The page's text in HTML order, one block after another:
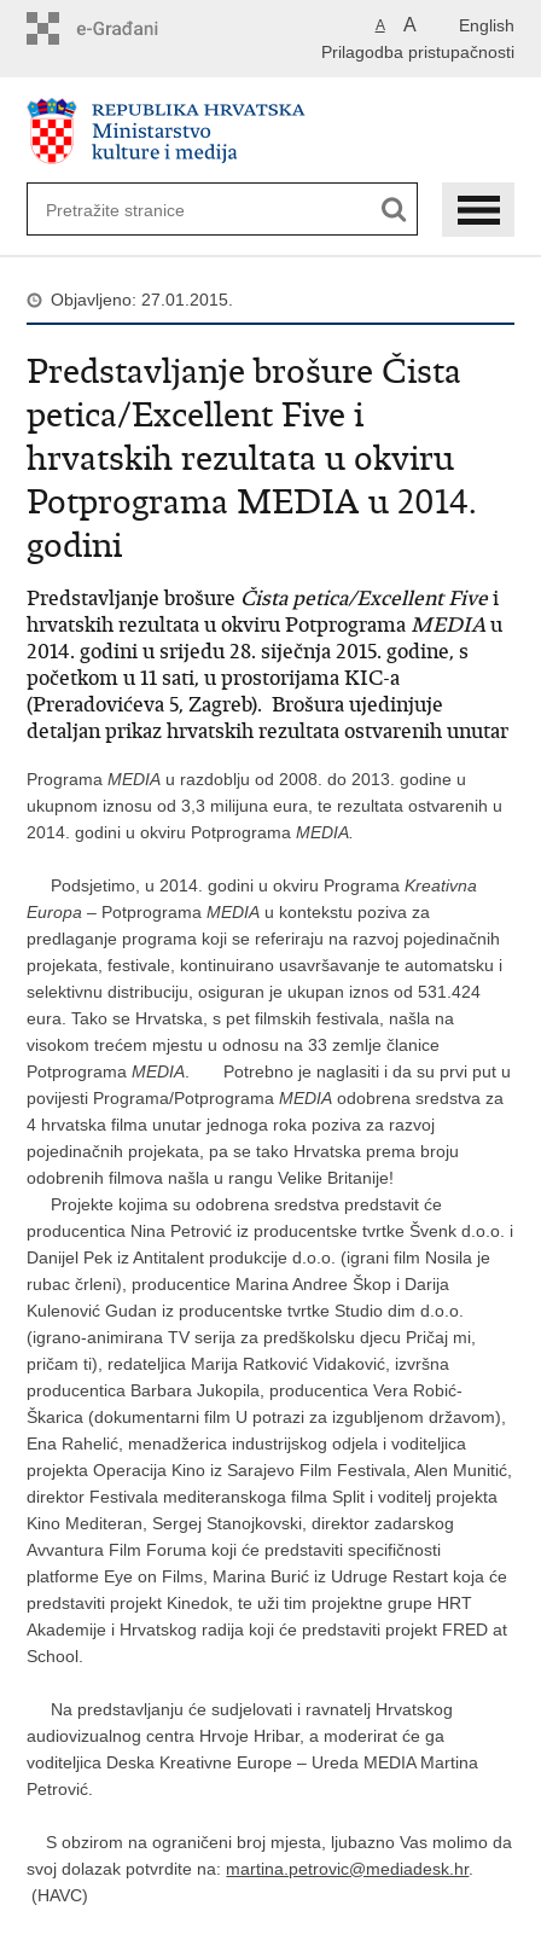
English
A A
Prilagodba pristupačnosti
Objavljeno: 27.01.2015.
Predstavljanje brošure Čista
petica/Excellent Five i
hrvatskih rezultata u okviru
Potprograma MEDIA u 2014.
godini
Predstavljanje brošure Čista petica/Excellent Fivei
hrvatskih rezultata u okviru Potprograma MEDIAu
2014. godini u srijedu 28. siječnja 2015. godine, s
početkom u 11 sati, u prostorijama KIC-a
(Preradovićeva 5, Zagreb). Brošura ujedinjuje
detaljan prikaz hrvatskih rezultata ostvarenih unutar
ProgramaMEDIA u razdoblju od 2008. do 2013. godine u
ukupnom iznosu od 3,3 milijuna eura, te rezultata ostvarenih u
2014. godini u okviru PotprogramaMEDIA.
Podsjetimo, u 2014. godini u okviru ProgramaKreativna
Europa – PotprogramaMEDIA u kontekstu poziva za
predlaganje programa koji se referiraju na razvoj pojedinačnih
projekata, festivale, kontinuirano usavršavanje te automatsku i
selektivnu distribuciju, osiguran je ukupan iznos od 531.424
eura. Tako se Hrvatska, s pet filmskih festivala, našla na
visokom trećem mjestu u odnosu na 33 zemlje članice
PotprogramaMEDIA . Potrebno je naglasiti i da su prvi put u
povijesti Programa/PotprogramaMEDIA odobrena sredstva za
4 hrvatska filma unutar jednoga roka poziva za razvoj
pojedinačnih projekata, pa se tako Hrvatska prema broju
odobrenih filmova našla u rangu Velike Britanije!
Projekte kojima su odobrena sredstva predstavit će
producentica Nina Petrović iz producentske tvrtke Švenk d.o.o. i
Danijel Pek iz Antitalent produkcije d.o.o. (igrani film Nosila je
rubac črleni), producentice Marina Andree Škop i Darija
Kulenović Gudan iz producentske tvrtke Studio dim d.o.o.
(igrano-animirana TV serija za predškolsku djecu Pričaj mi,
pričam ti), redateljica Marija Ratković Vidaković, izvršna
producentica Barbara Jukopila, producentica Vera Robić-
Škarica (dokumentarni film U potrazi za izgubljenom državom),
Ena Rahelić, menadžerica industrijskog odjela i voditeljica
projekta Operacija Kino iz Sarajevo Film Festivala, Alen Munitić,
direktor Festivala mediteranskoga filma Split i voditelj projekta
Kino Mediteran, Sergej Stanojkovski, direktor zadarskog
Avvantura Film Foruma koji će predstaviti specifičnosti
platforme Eye on Films, Marina Burić iz Udruge Restart koja će
predstaviti projekt Kinedok, te uži tim projektne grupe HRT
Akademije i Hrvatskog radija koji će predstaviti projekt FRED at
School.
Na predstavljanju će sudjelovati i ravnatelj Hrvatskog
audiovizualnog centra Hrvoje Hribar, a moderirat će ga
voditeljica Deska Kreativne Europe – Ureda MEDIA Martina
Petrović.
S obzirom na ograničeni broj mjesta, ljubazno Vas molimo da
svoj dolazak potvrdite na: martina.petrovic@mediadesk.hr.
(HAVC)